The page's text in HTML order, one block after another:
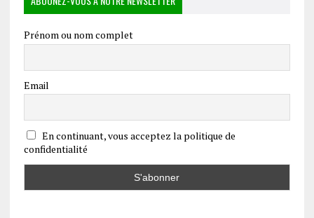
Prénom ou nom complet
Email
En continuant, vous acceptez la politique de
confidentialité